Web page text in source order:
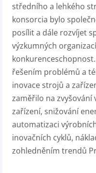
středního a lehkého
konsorcia bylo
posílit a dále rozvíjet
výzkumných
řešením problémů a
inovace strojů a
zaměřilo na
zařízení, snižování
automatizaci
inovačních cyklů,
zohledněním trendů